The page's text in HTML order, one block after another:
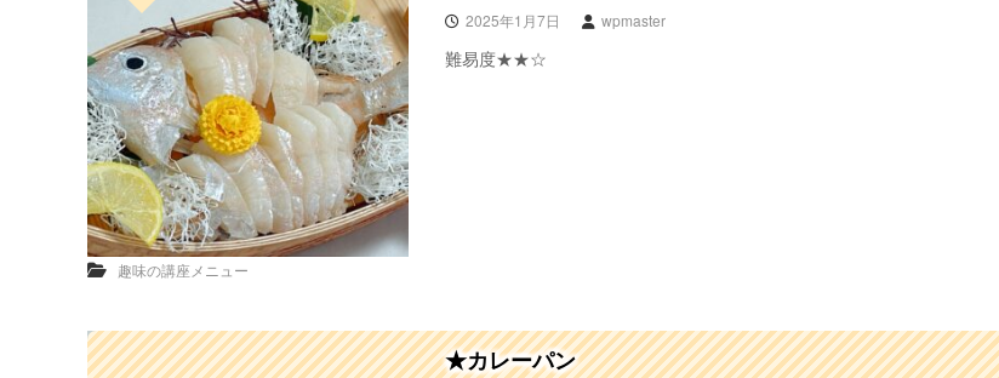
2025年1月7日 wpmaster
難易度★★☆
趣味の講座メニュー
★カレーパン